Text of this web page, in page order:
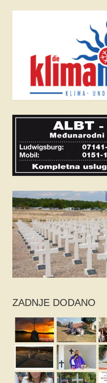
ZADNJE DODANO